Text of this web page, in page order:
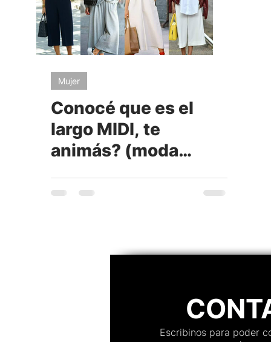
Mujer
Conocé que es el
largo MIDI, te
animás? (moda
Escribinos para poder